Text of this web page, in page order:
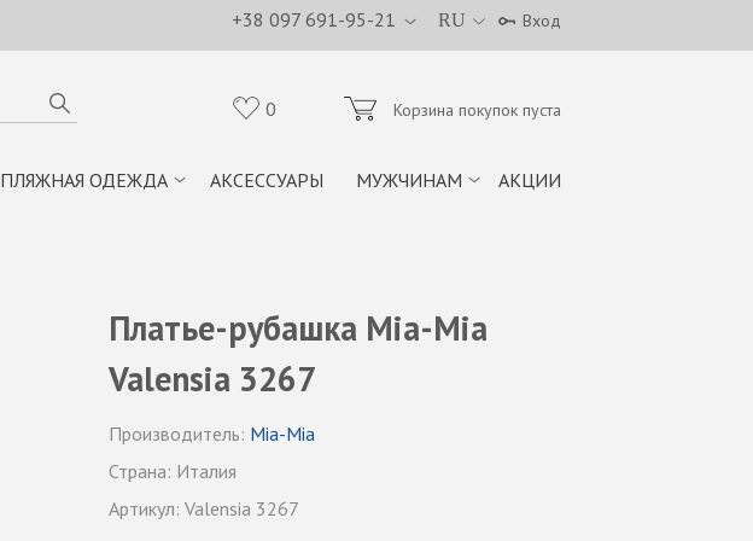
RU
+38 097 691-95-21 Вход
0 Корзина покупок пуста
ПЛЯЖНАЯ ОДЕЖДА АКСЕССУАРЫ МУЖЧИНАМ АКЦИИ
Платье-рубашка Mia-Mia
Valensia 3267
Производитель: Mia-Mia
Страна: Италия
Артикул: Valensia 3267